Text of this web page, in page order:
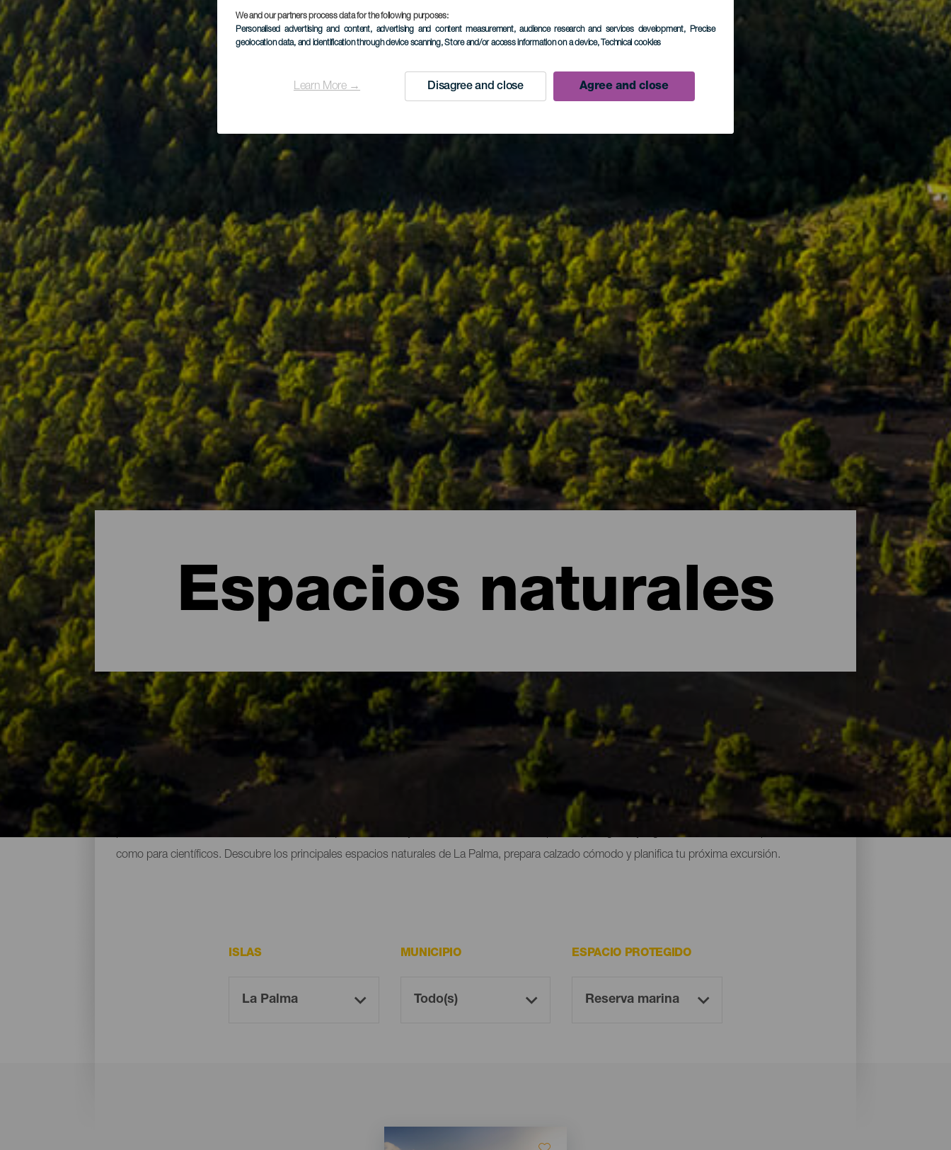
We and our partners process data for the following purposes:
Personalised advertising and content, advertising and content measurement, audience research and services development, Precise
geolocation data, and identification through device scanning, Store and/or access information on a device, Technical cookies
Learn More → Disagree and close Agree and close
Espacios naturales
Los principales espacios naturales de La Palma
Si algo caracteriza a La Isla Bonita es su exuberante naturaleza llena de contrastes y matices. Considerada en su totalidad por la UNESCO como
Reserva de la Biosfera, en La Palma conviven diferentes ecosistemas que son el hogar de una flora y fauna única. Entre los espacios naturales que se
pueden disfrutar en la isla se encuentran Parques, Reservas y Monumentos Naturales, espacios protegidos y lugares de interés tanto para turistas
como para científicos. Descubre los principales espacios naturales de La Palma, prepara calzado cómodo y planifica tu próxima excursión.
ISLAS MUNICIPIO ESPACIO PROTEGIDO
Listado